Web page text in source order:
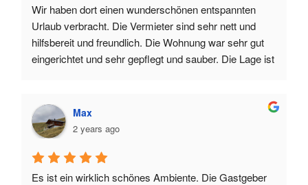
Wir haben dort einen wunderschönen entspannten
Urlaub verbracht. Die Vermieter sind sehr nett und
hilfsbereit und freundlich. Die Wohnung war sehr gut
eingerichtet und sehr gepflegt und sauber. Die Lage ist
Max
2 years ago
Es ist ein wirklich schönes Ambiente. Die Gastgeber